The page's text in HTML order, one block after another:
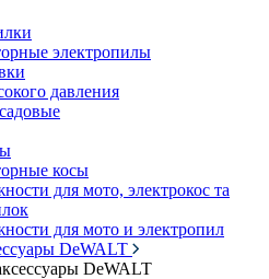
электропилы
давления
косы
для мото, электрокос та
для мото и электропил
DeWALT
DeWALT